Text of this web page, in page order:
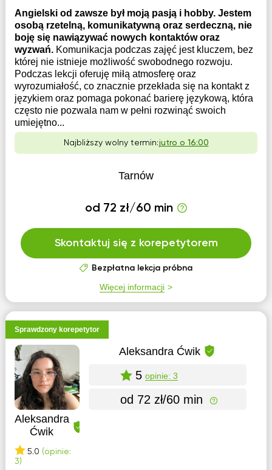
Angielski od zawsze był moją pasją i hobby. Jestem
osobą rzetelną, komunikatywną oraz serdeczną, nie
boję się nawiązywać nowych kontaktów oraz
wyzwań. Komunikacja podczas zajęć jest kluczem, bez
której nie istnieje możliwość swobodnego rozwoju.
Podczas lekcji oferuję miłą atmosferę oraz
wyrozumiałość, co znacznie przekłada się na kontakt z
językiem oraz pomaga pokonać barierę językową, która
często nie pozwala nam w pełni rozwinąć swoich
umiejętno...
Najbliższy wolny termin:jutro o 16:00
Tarnów
od 72 zł/60 min
Skontaktuj się z korepetytorem
Bezpłatna lekcja próbna
Więcej informacji
Sprawdzony korepetytor
Aleksandra
Ćwik
5.0 (opinie:
3)
Aleksandra Ćwik
5 opinie: 3
od 72 zł/60 min